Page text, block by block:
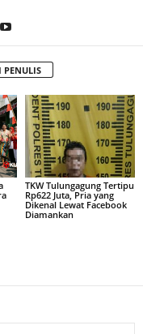
PENULIS
TKW Tulungagung Tertipu
Rp622 Juta, Pria yang
Dikenal Lewat Facebook
Diamankan